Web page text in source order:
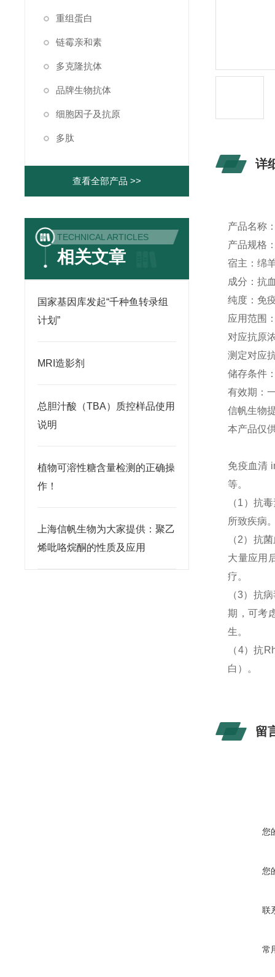
重组蛋白
链霉亲和素
多克隆抗体
品牌生物抗体
细胞因子及抗原
多肽
查看全部产品 >>
TECHNICAL ARTICLES
相关文章
国家基因库发起“千种鱼转录组
计划”
MRI造影剂
总胆汁酸（TBA）质控样品使用
说明
植物可溶性糖含量检测的正确操
作！
上海信帆生物为大家提供：聚乙
烯吡咯烷酮的性质及应用
详
产品名称
产品规格
宿主：绵
成分：抗
纯度：免
应用范围
对应抗原
测定对应
储存条件
有效期：
信帆生物
本产品仅
免疫血清
等。
（1 ）抗
所致疾病
（2）抗
大量应用
疗。
（3）抗
期，可考
生。
（4）抗
白）。
留
您
您
联
常